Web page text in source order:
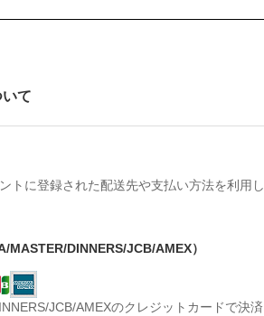
て
トに登録された配送先や支払い方法を利用し
MASTER/DINNERS/JCB/AMEX）
JCB/AMEXのクレジットカードで決済